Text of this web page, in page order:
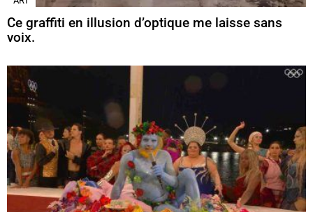
Ce graffiti en illusion d’optique me laisse sans
voix.